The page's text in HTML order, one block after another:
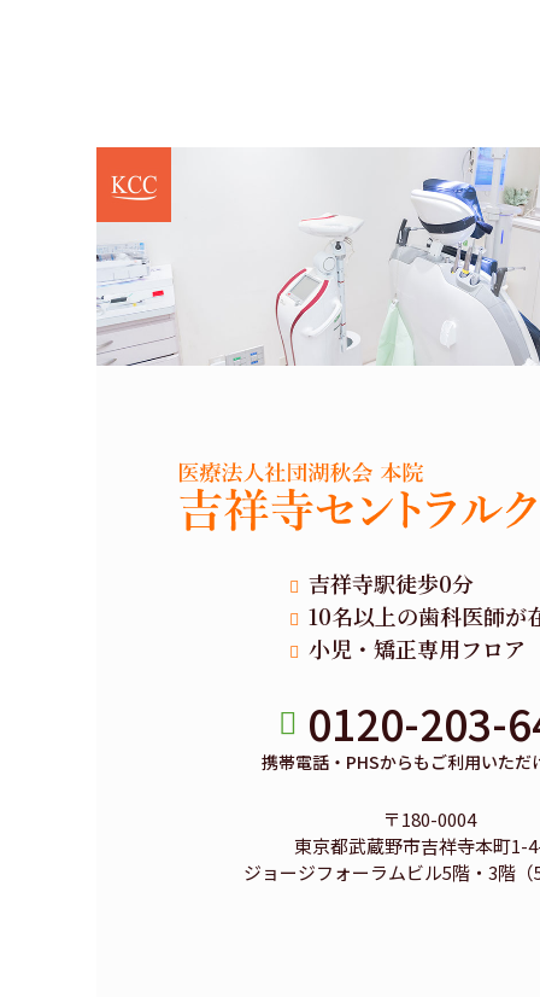
吉祥寺駅徒歩0分
10名以上の歯科医師が
小児・矯正専用フロア
0120-203-
携帯電話・PHSからもご利用いただ
〒180-0004
東京都武蔵野市吉祥寺本町1-
ジョージフォーラムビル5階・3階（